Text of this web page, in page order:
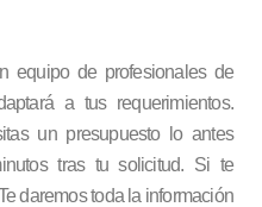
equipo de profesionales de
a tus requerimientos.
un presupuesto lo antes
tras tu solicitud. Si te
daremos toda la información